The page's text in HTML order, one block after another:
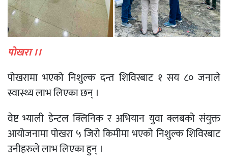
पोखरा ।।
पोखरामा भएको निशुल्क दन्त शिविरबाट १ सय ८० जनाले
स्वास्थ्य लाभ लिएका छन् ।
वेष्ट भ्याली डेन्टल क्लिनिक र अभियान युवा क्लबको संयुक्त
आयोजनामा पोखरा ५ जिरो किमीमा भएको निशुल्क शिविरबाट
उनीहरुले लाभ लिएका हुन् ।